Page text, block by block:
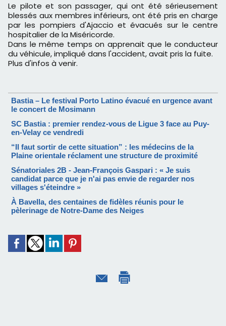
Le pilote et son passager, qui ont été sérieusement
blessés aux membres inférieurs, ont été pris en charge
par les pompiers d'Ajaccio et évacués sur le centre
hospitalier de la Miséricorde.
Dans le même temps on apprenait que le conducteur
du véhicule, impliqué dans l'accident, avait pris la fuite.
Plus d'infos à venir.
Bastia – Le festival Porto Latino évacué en urgence avant
le concert de Mosimann
SC Bastia : premier rendez-vous de Ligue 3 face au Puy-
en-Velay ce vendredi
“Il faut sortir de cette situation” : les médecins de la
Plaine orientale réclament une structure de proximité
Sénatoriales 2B - Jean-François Gaspari : « Je suis
candidat parce que je n'ai pas envie de regarder nos
villages s'éteindre »
À Bavella, des centaines de fidèles réunis pour le
pèlerinage de Notre-Dame des Neiges